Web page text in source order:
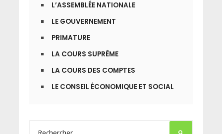
L’ASSEMBLÉE NATIONALE
LE GOUVERNEMENT
PRIMATURE
LA COURS SUPRÊME
LA COURS DES COMPTES
LE CONSEIL ÉCONOMIQUE ET SOCIAL